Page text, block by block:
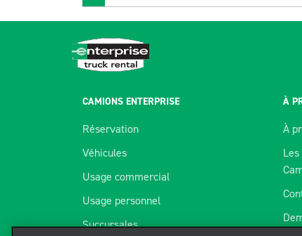
CAMIONS ENTERPRISE
Réservation
Véhicules
Usage commercial
Usage personnel
Succursales
À
À
Nous utilisons des témoins pour